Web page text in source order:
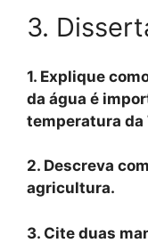
3.
1. Explique
da água é
temperatura da
2. Descreva
agricultura.
3. Cite duas